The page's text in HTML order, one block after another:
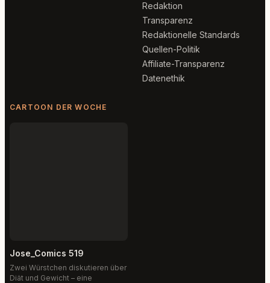
Redaktion
Transparenz
Redaktionelle Standards
Quellen-Politik
Affiliate-Transparenz
Datenethik
CARTOON DER WOCHE
Jose_Comics 519
Zwei Würstchen diskutieren über
Diät und Gewicht – eine